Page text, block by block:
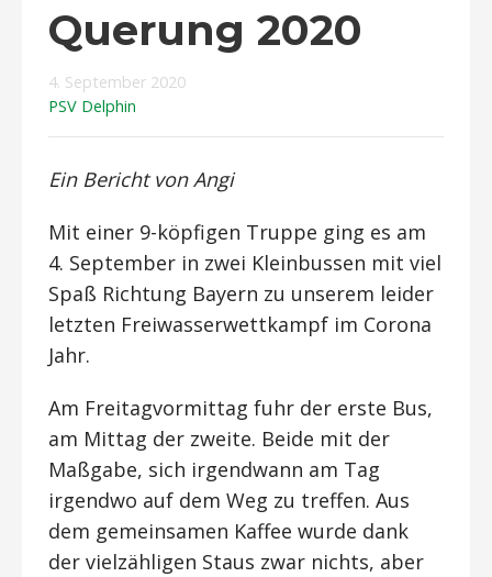
Querung 2020
4. September 2020
PSV Delphin
Ein Bericht von Angi
Mit einer 9-köpfigen Truppe ging es am
4. September in zwei Kleinbussen mit viel
Spaß Richtung Bayern zu unserem leider
letzten Freiwasserwettkampf im Corona
Jahr.
Am Freitagvormittag fuhr der erste Bus,
am Mittag der zweite. Beide mit der
Maßgabe, sich irgendwann am Tag
irgendwo auf dem Weg zu treffen. Aus
dem gemeinsamen Kaffee wurde dank
der vielzähligen Staus zwar nichts, aber